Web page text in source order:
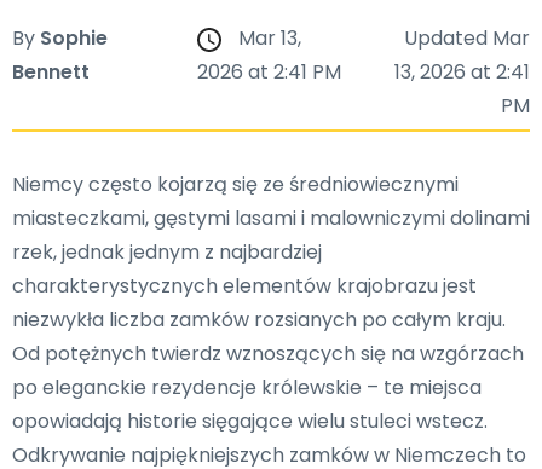
By Sophie
Bennett
Mar 13,
2026 at 2:41 PM
Updated Mar
13, 2026 at 2:41
PM
Niemcy często kojarzą się ze średniowiecznymi
miasteczkami, gęstymi lasami i malowniczymi dolinami
rzek, jednak jednym z najbardziej
charakterystycznych elementów krajobrazu jest
niezwykła liczba zamków rozsianych po całym kraju.
Od potężnych twierdz wznoszących się na wzgórzach
po eleganckie rezydencje królewskie – te miejsca
opowiadają historie sięgające wielu stuleci wstecz.
Odkrywanie najpiękniejszych zamków w Niemczech to